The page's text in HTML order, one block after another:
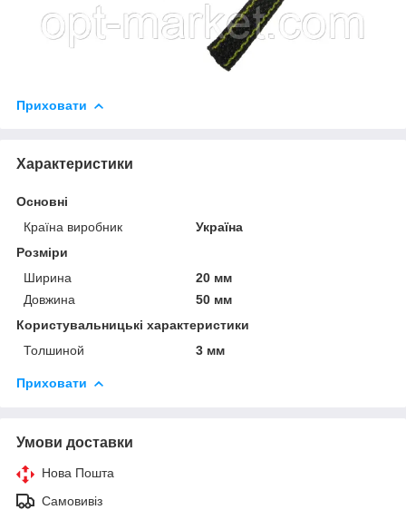
Приховати
Характеристики
Основні
Країна виробник
Україна
Розміри
Ширина
20 мм
Довжина
50 мм
Користувальницькі характеристики
Толшиной
3 мм
Приховати
Умови доставки
Нова Пошта
Самовивіз